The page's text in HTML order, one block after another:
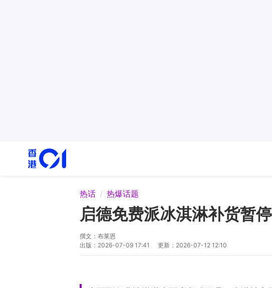
热话 热爆话题
启德免费派冰淇淋补货暂
撰文： 布莱恩
出版： 2026-07-09 17:41 更新： 2026-07-12 12:10